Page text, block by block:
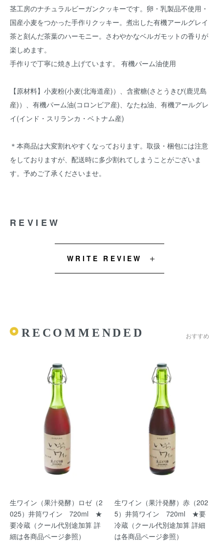
茎工房のナチュラルビーガンクッキーです。卵・乳製品不使用・
国産小麦をつかった手作りクッキー。煮出した有機アールグレイ
茶と刻んだ茶葉のハーモニー。さわやかなベルガモットの香りが
楽しめます。
手作りで丁寧に焼き上げています。 有機パーム油使用
【原材料】小麦粉(小麦(北海道産)）、含蜜糖(さとうきび(鹿児島
産)）、有機パーム油(コロンビア産)、なたね油、有機アールグレ
イ(インド・スリランカ・ベトナム産)
＊本商品は大変割れやすくなっております。取扱・梱包には注意
をしておりますが、配送時に多少割れてしまうことがございま
す。予めご了承くださいませ。
REVIEW
WRITE REVIEW
RECOMMENDED おすすめ
生ワイン（果汁発酵）ロゼ（2
025）井筒ワイン 720ml ★
要冷蔵（クール代別途加算 詳
細は各商品ページ参照）
生ワイン（果汁発酵）赤（202
5）井筒ワイン 720ml ★要
冷蔵（クール代別途加算 詳細
は各商品ページ参照）